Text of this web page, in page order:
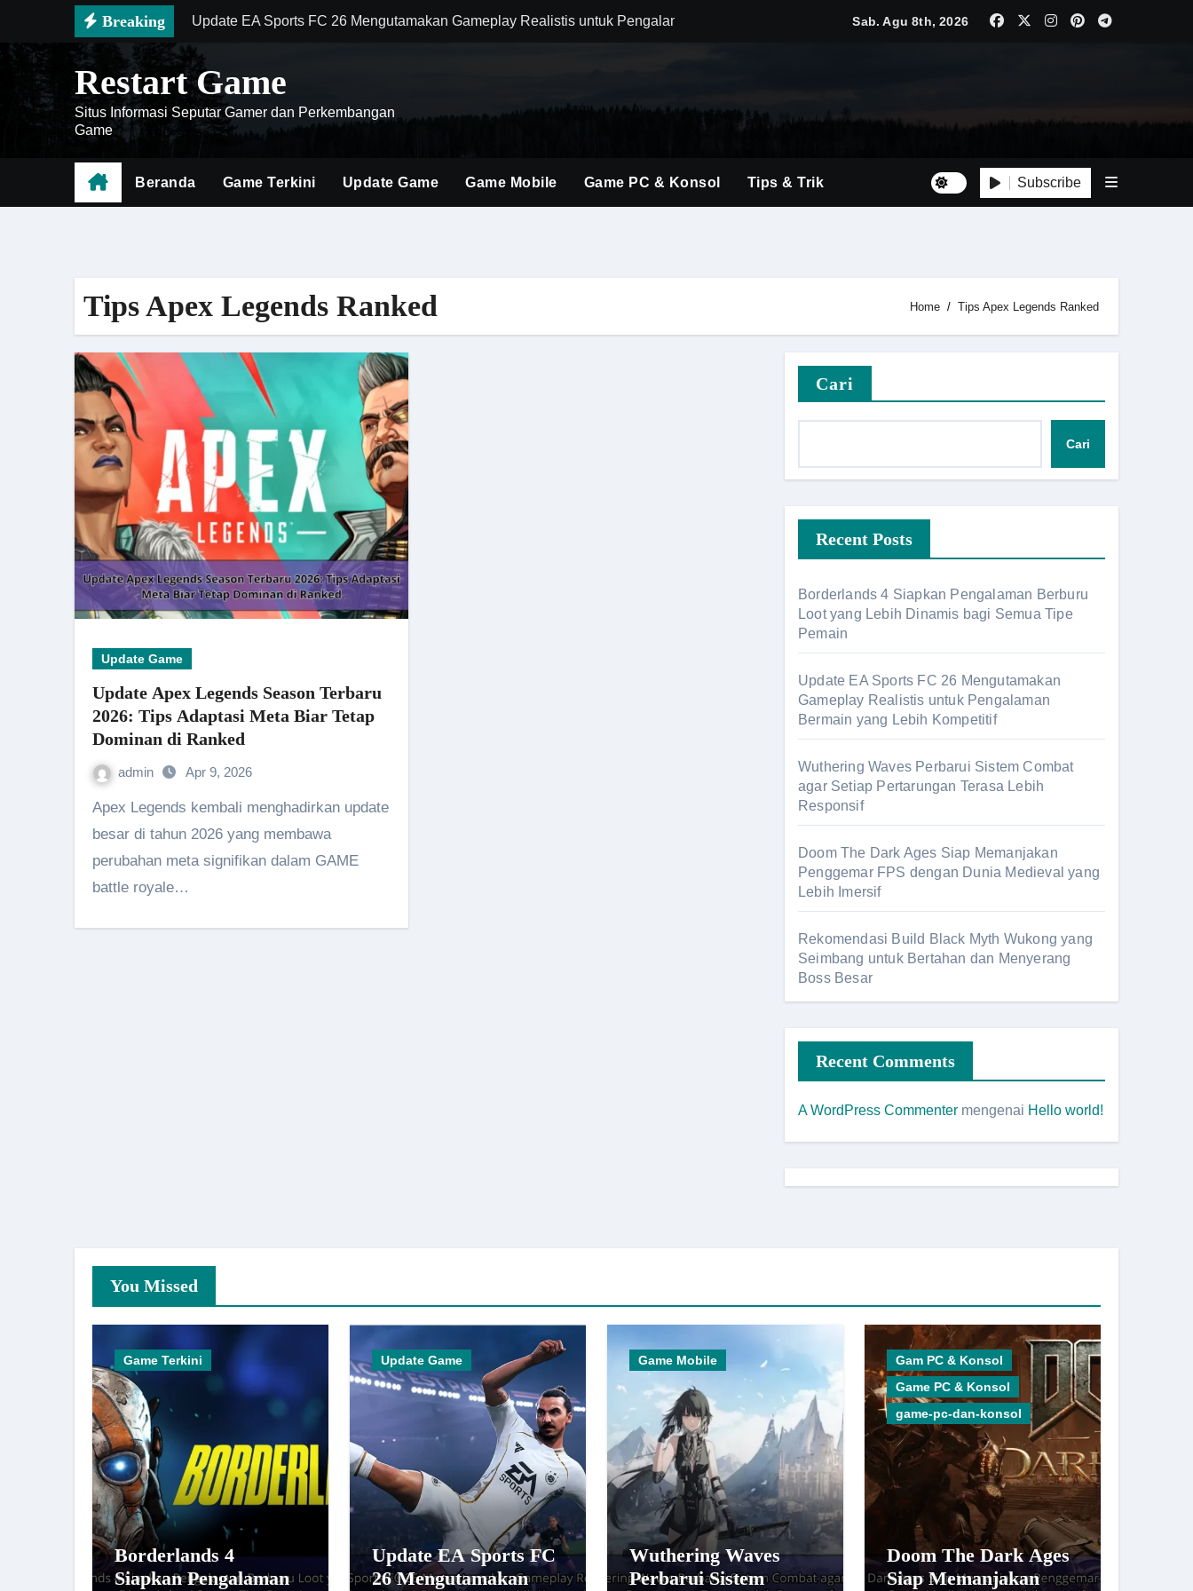
content
Breaking Update EA Sports FC 26 Mengutamakan Gameplay Realistis untuk Pengalaman Bermain yang Lebih Kompetitif
Wuthering Waves Perbarui Sistem Combat agar Setiap Pertarungan Terasa Lebih Responsif
Doom The Dark Ages Siap Memanjakan Penggemar FPS dengan Dunia Medieval yang Lebih Imersif
Rekomendasi Build Black Myth Wukong yang Seimbang untuk Bertahan dan Menyerang Boss Besar
Cara Menghemat Waktu Saat Farming Material Monster Hunter Wilds dengan Teknik Gameplay Tepat
Sab. Agu 8th, 2026
Restart Game
Situs Informasi Seputar Gamer dan Perkembangan
Game
Beranda Game Terkini Update Game Game Mobile Game PC & Konsol Tips & Trik Subscribe
Tips Apex Legends Ranked Home Tips Apex Legends Ranked
Update Game
Update Apex Legends Season Terbaru
2026: Tips Adaptasi Meta Biar Tetap
Dominan di Ranked
admin Apr 9, 2026
Apex Legends kembali menghadirkan update
besar di tahun 2026 yang membawa
perubahan meta signifikan dalam GAME
battle royale…
Cari
Cari
Recent Posts
Borderlands 4 Siapkan Pengalaman Berburu
Loot yang Lebih Dinamis bagi Semua Tipe
Pemain
Update EA Sports FC 26 Mengutamakan
Gameplay Realistis untuk Pengalaman
Bermain yang Lebih Kompetitif
Wuthering Waves Perbarui Sistem Combat
agar Setiap Pertarungan Terasa Lebih
Responsif
Doom The Dark Ages Siap Memanjakan
Penggemar FPS dengan Dunia Medieval yang
Lebih Imersif
Rekomendasi Build Black Myth Wukong yang
Seimbang untuk Bertahan dan Menyerang
Boss Besar
Recent Comments
A WordPress Commenter mengenai Hello world!
You Missed
Game Terkini
Borderlands 4
Siapkan Pengalaman
Update Game
Update EA Sports FC
26 Mengutamakan
Game Mobile
Wuthering Waves
Perbarui Sistem
Gam PC & Konsol
Game PC & Konsol
game-pc-dan-konsol
Doom The Dark Ages
Siap Memanjakan